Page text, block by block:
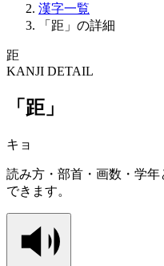
漢字一覧
「距」の詳細
距
KANJI DETAIL
「距」
キョ
読み方・部首・画数・学
できます。